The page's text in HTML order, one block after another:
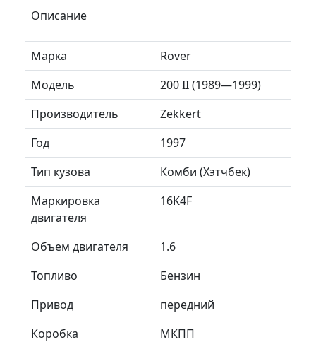
Описание
Марка
Rover
Модель
200 II (1989—1999)
Производитель
Zekkert
Год
1997
Тип кузова
Комби (Хэтчбек)
Маркировка
двигателя
16K4F
Объем двигателя
1.6
Топливо
Бензин
Привод
передний
Коробка
МКПП